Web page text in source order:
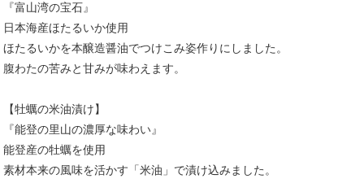
『富山湾の宝石』
日本海産ほたるいか使用
ほたるいかを本醸造醤油でつけこみ姿作りにしました。
腹わたの苦みと甘みが味わえます。
【牡蠣の米油漬け】
『能登の里山の濃厚な味わい』
能登産の牡蠣を使用
素材本来の風味を活かす「米油」で漬け込みました。